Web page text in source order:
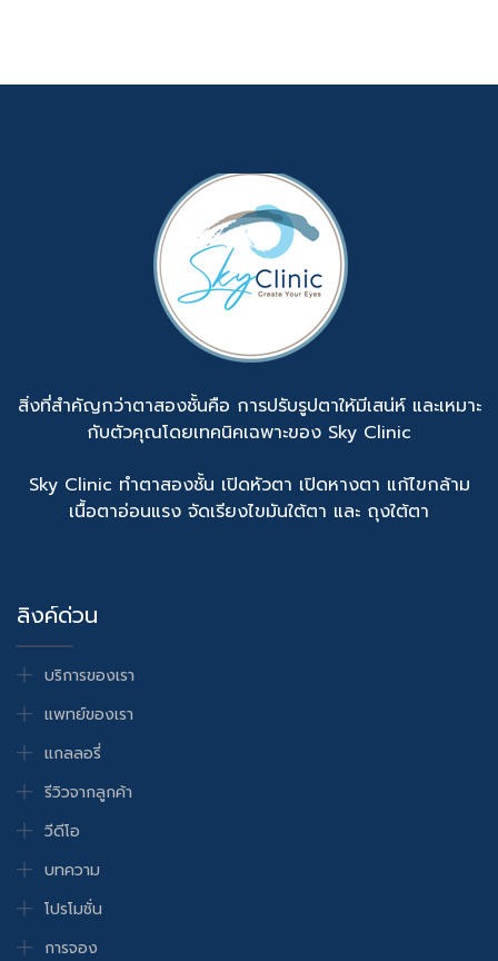
สิ่งที่สำคัญกว่าตาสองชั้นคือ การปรับรูปตาให้มีเสน่ห์ และเหมาะ
กับตัวคุณโดยเทคนิคเฉพาะของ Sky Clinic
Sky Clinic ทำตาสองชั้น เปิดหัวตา เปิดหางตา แก้ไขกล้าม
เนื้อตาอ่อนแรง จัดเรียงไขมันใต้ตา และ ถุงใต้ตา
ลิงค์ด่วน
บริการของเรา
แพทย์ของเรา
แกลลอรี่
รีวิวจากลูกค้า
วีดีโอ
บทความ
โปรโมชั่น
การจอง